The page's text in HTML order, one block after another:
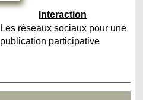
Interaction
Les réseaux sociaux pour une
publication participative